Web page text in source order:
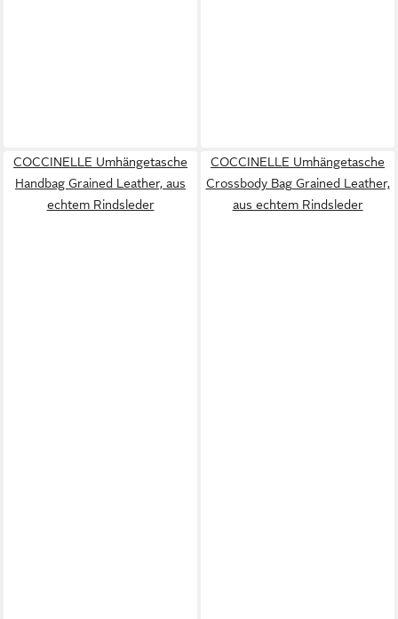
COCCINELLE Umhängetasche
Handbag Grained Leather, aus
echtem Rindsleder
COCCINELLE Umhängetasche
Crossbody Bag Grained Leather,
aus echtem Rindsleder